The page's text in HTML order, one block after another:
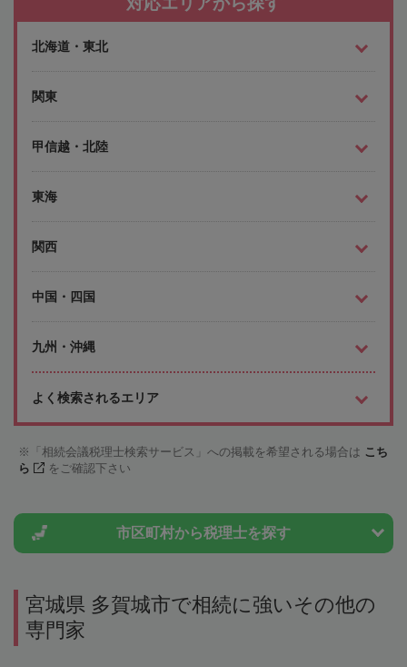
北海道・東北
関東
甲信越・北陸
東海
関西
中国・四国
九州・沖縄
よく検索されるエリア
「相続会議税理士検索サービス」への掲載を希望される場合は こち
ら
をご確認下さい
市区町村から税理士を探す
宮城県 多賀城市で相続に強いその他の
専門家